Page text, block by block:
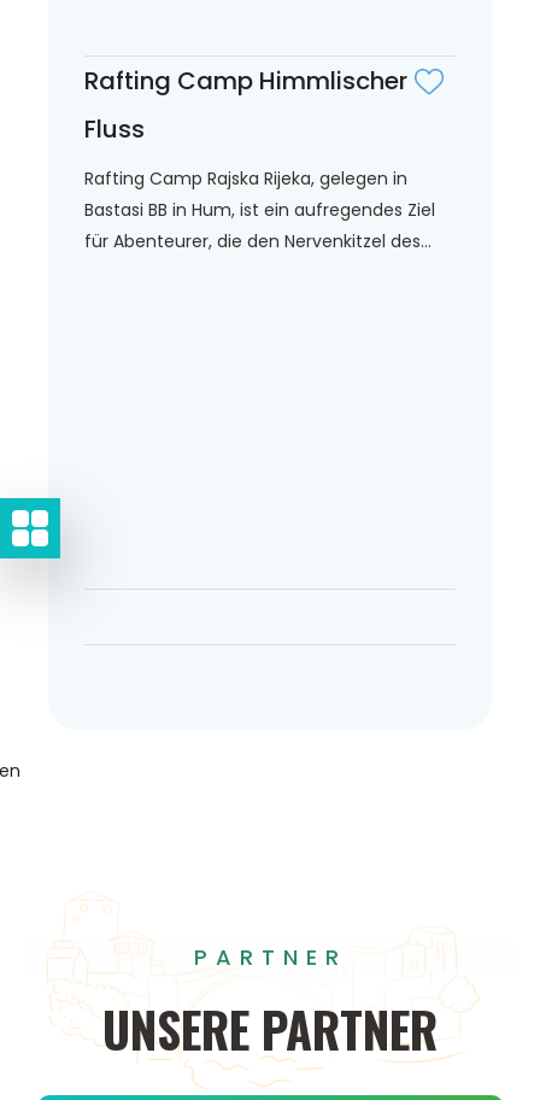
Rafting Camp Himmlischer
Fluss
Rafting Camp Rajska Rijeka, gelegen in
Bastasi BB in Hum, ist ein aufregendes Ziel
für Abenteurer, die den Nervenkitzel des...
PARTNER
UNSERE PARTNER